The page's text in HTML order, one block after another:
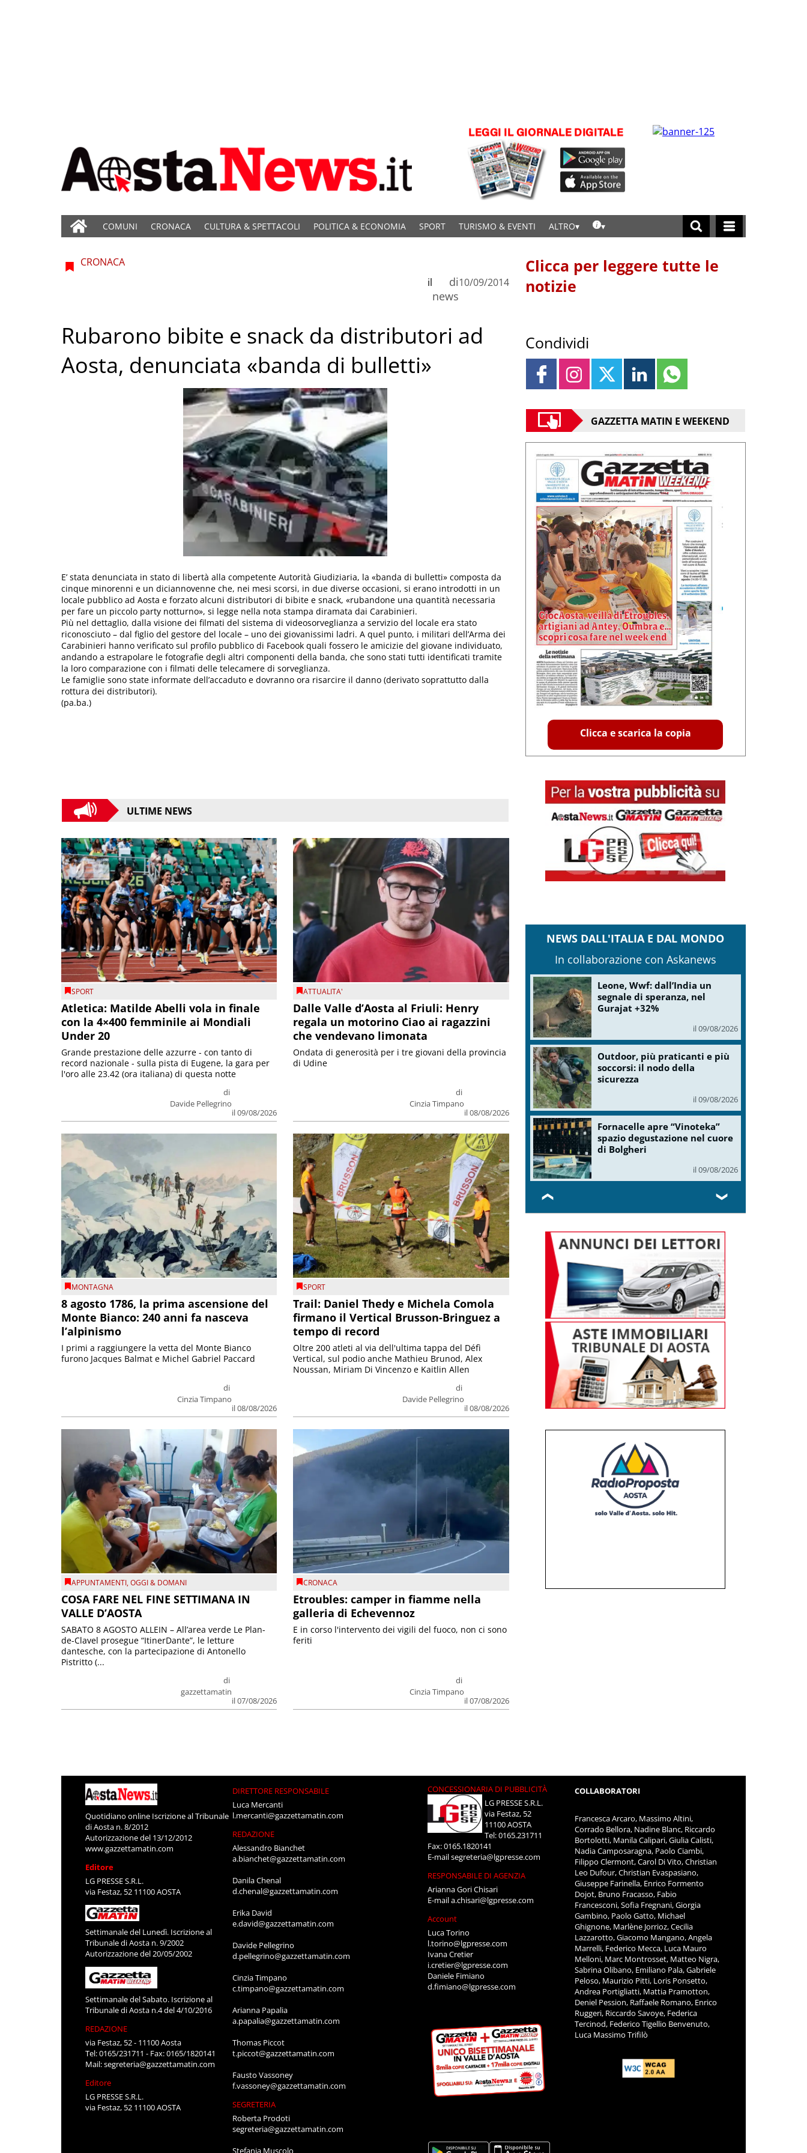
COMUNI CRONACA CULTURA & SPETTACOLI POLITICA & ECONOMIA SPORT TURISMO & EVENTI ALTRO
CRONACA
di
news
il 10/09/2014
Rubarono bibite e snack da distributori ad
Aosta, denunciata «banda di bulletti»
E’ stata denunciata in stato di libertà alla competente Autorità Giudiziaria, la «banda di bulletti» composta da
cinque minorenni e un diciannovenne che, nei mesi scorsi, in due diverse occasioni, si erano introdotti in un
locale pubblico ad Aosta e forzato alcuni distributori di bibite e snack, «rubandone una quantità necessaria
per fare un piccolo party notturno», si legge nella nota stampa diramata dai Carabinieri.
Più nel dettaglio, dalla visione dei filmati del sistema di videosorveglianza a servizio del locale era stato
riconosciuto – dal figlio del gestore del locale – uno dei giovanissimi ladri. A quel punto, i militari dell’Arma dei
Carabinieri hanno verificato sul profilo pubblico di Facebook quali fossero le amicizie del giovane individuato,
andando a estrapolare le fotografie degli altri componenti della banda, che sono stati tutti identificati tramite
la loro comparazione con i filmati delle telecamere di sorveglianza.
Le famiglie sono state informate dell’accaduto e dovranno ora risarcire il danno (derivato soprattutto dalla
rottura dei distributori).
(pa.ba.)
ULTIME NEWS
SPORT
Atletica: Matilde Abelli vola in finale
con la 4×400 femminile ai Mondiali
Under 20
di
Davide Pellegrino
il 09/08/2026
Grande prestazione delle azzurre - con tanto di
record nazionale - sulla pista di Eugene, la gara per
l'oro alle 23.42 (ora italiana) di questa notte
ATTUALITA'
Dalle Valle d’Aosta al Friuli: Henry
regala un motorino Ciao ai ragazzini
che vendevano limonata
di
Cinzia Timpano
il 08/08/2026
Ondata di generosità per i tre giovani della provincia
di Udine
MONTAGNA
8 agosto 1786, la prima ascensione del
Monte Bianco: 240 anni fa nasceva
l’alpinismo
di
Cinzia Timpano
il 08/08/2026
I primi a raggiungere la vetta del Monte Bianco
furono Jacques Balmat e Michel Gabriel Paccard
SPORT
Trail: Daniel Thedy e Michela Comola
firmano il Vertical Brusson-Bringuez a
tempo di record
di
Davide Pellegrino
il 08/08/2026
Oltre 200 atleti al via dell'ultima tappa del Défì
Vertical, sul podio anche Mathieu Brunod, Alex
Noussan, Miriam Di Vincenzo e Kaitlin Allen
APPUNTAMENTI,OGGI & DOMANI
COSA FARE NEL FINE SETTIMANA IN
VALLE D’AOSTA
di
gazzettamatin
il 07/08/2026
SABATO 8 AGOSTO ALLEIN – All’area verde Le Plan-
de-Clavel prosegue “ItinerDante”, le letture
dantesche, con la partecipazione di Antonello
Pistritto (...
CRONACA
Etroubles: camper in fiamme nella
galleria di Echevennoz
di
Cinzia Timpano
il 07/08/2026
E in corso l'intervento dei vigili del fuoco, non ci sono
feriti
Clicca per leggere tutte le
notizie
Condividi
GAZZETTA MATIN E WEEKEND
Clicca e scarica la copia
NEWS DALL'ITALIA E DAL MONDO
In collaborazione con Askanews
Leone, Wwf: dall’India un
segnale di speranza, nel
Gurajat +32%
il 09/08/2026
Outdoor, più praticanti e più
soccorsi: il nodo della
sicurezza
il 09/08/2026
Fornacelle apre “Vinoteka”
spazio degustazione nel cuore
di Bolgheri
il 09/08/2026
❮ ❯
Quotidiano online Iscrizione al Tribunale
di Aosta n. 8/2012
Autorizzazione del 13/12/2012
www.gazzettamatin.com
Editore
LG PRESSE S.R.L.
via Festaz, 52 11100 AOSTA
Settimanale del Lunedì. Iscrizione al
Tribunale di Aosta n. 9/2002
Autorizzazione del 20/05/2002
Settimanale del Sabato. Iscrizione al
Tribunale di Aosta n.4 del 4/10/2016
REDAZIONE
via Festaz, 52 - 11100 Aosta
Tel: 0165/231711 - Fax: 0165/1820141
Mail:segreteria@gazzettamatin.com
Editore
LG PRESSE S.R.L.
via Festaz, 52 11100 AOSTA
DIRETTORE RESPONSABILE
Luca Mercanti
l.mercanti@gazzettamatin.com
REDAZIONE
Alessandro Bianchet
a.bianchet@gazzettamatin.com
Danila Chenal
d.chenal@gazzettamatin.com
Erika David
e.david@gazzettamatin.com
Davide Pellegrino
d.pellegrino@gazzettamatin.com
Cinzia Timpano
c.timpano@gazzettamatin.com
Arianna Papalia
a.papalia@gazzettamatin.com
Thomas Piccot
t.piccot@gazzettamatin.com
Fausto Vassoney
f.vassoney@gazzettamatin.com
SEGRETERIA
Roberta Prodoti
segreteria@gazzettamatin.com
Stefania Muscolo
CONCESSIONARIA DI PUBBLICITÀ
LG PRESSE S.R.L.
via Festaz, 52
11100 AOSTA
Tel: 0165.231711
Fax: 0165.1820141
E-mailsegreteria@lgpresse.com
RESPONSABILE DI AGENZIA
Arianna Gori Chisari
E-maila.chisari@lgpresse.com
Account
Luca Torino
l.torino@lgpresse.com
Ivana Cretier
i.cretier@lgpresse.com
Daniele Fimiano
d.fimiano@lgpresse.com
COLLABORATORI
Francesca Arcaro, Massimo Altini,
Corrado Bellora, Nadine Blanc, Riccardo
Bortolotti, Manila Calipari, Giulia Calisti,
Nadia Camposaragna, Paolo Ciambi,
Filippo Clermont, Carol Di Vito, Christian
Leo Dufour, Christian Evaspasiano,
Giuseppe Farinella, Enrico Formento
Dojot, Bruno Fracasso, Fabio
Francesconi, Sofia Fregnani, Giorgia
Gambino, Paolo Gatto, Michael
Ghignone, Marlène Jorrioz, Cecilia
Lazzarotto, Giacomo Mangano, Angela
Marrelli, Federico Mecca, Luca Mauro
Melloni, Marc Montrosset, Matteo Nigra,
Sabrina Olibano, Emiliano Pala, Gabriele
Peloso, Maurizio Pitti, Loris Ponsetto,
Andrea Portigliatti, Mattia Pramotton,
Deniel Pession, Raffaele Romano, Enrico
Ruggeri, Riccardo Savoye, Federica
Tercinod, Federico Tigellio Benvenuto,
Luca Massimo Trifilò